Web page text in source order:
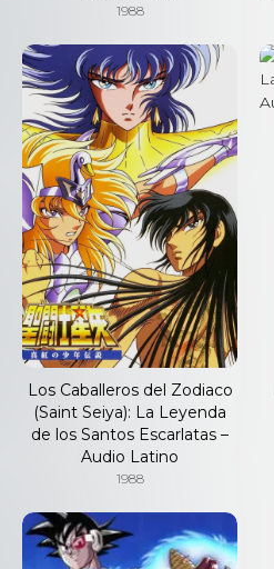
1988
Los Caballeros del Zodiaco
(Saint Seiya): La Leyenda
de los Santos Escarlatas –
Audio Latino
1988